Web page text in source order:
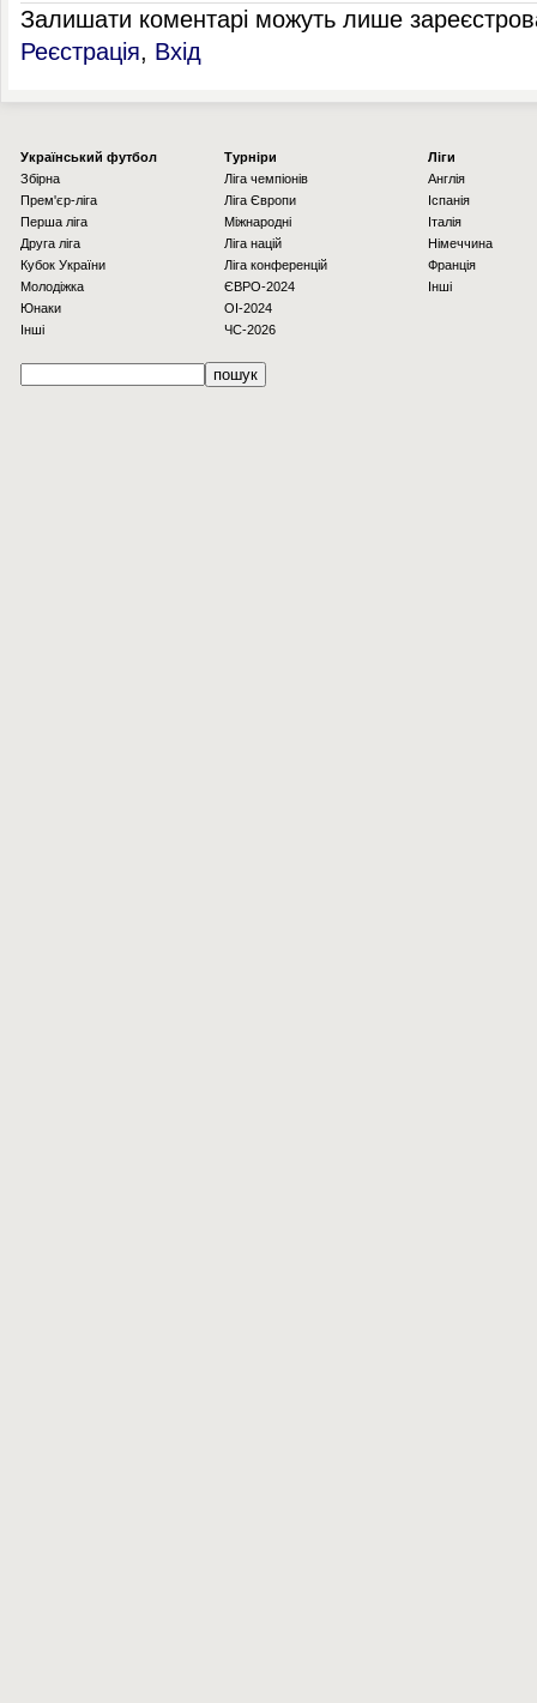
Залишати коментарі можуть лише
Реєстрація, Вхід
Українcький футбол
Збірна
Прем'єр-ліга
Перша ліга
Друга ліга
Кубок України
Молодіжка
Юнаки
Інші
Турніри
Ліга чемпіонів
Ліга Європи
Міжнародні
Ліга націй
Ліга конференцій
ЄВРО-2024
OI-2024
ЧС-2026
Ліги
Англія
Іспанія
Італія
Німеччина
Франція
Інші